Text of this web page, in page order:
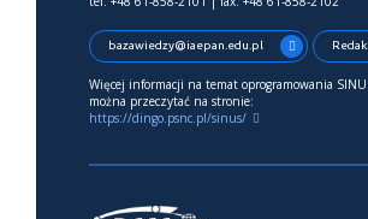
bazawiedzy@iaepan.edu.pl
Więcej informacji na temat oprogramowania
można przeczytać na stronie:
https://dingo.psnc.pl/sinus/